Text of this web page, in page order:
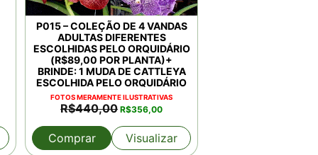
P015 – COLEÇÃO DE 4 VANDAS
ADULTAS DIFERENTES
ESCOLHIDAS PELO ORQUIDÁRIO
(R$89,00 POR PLANTA)+
BRINDE: 1 MUDA DE CATTLEYA
ESCOLHIDA PELO ORQUIDÁRIO
FOTOS MERAMENTE ILUSTRATIVAS
R$440,00O
preço
original
era:
R$440,00.
R$356,00O
atual
é:
R$356,00.
Comprar Visualizar